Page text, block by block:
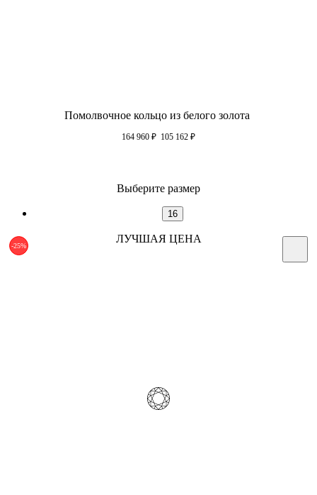
Помолвочное кольцо из белого золота
164 960 ₽ 105 162 ₽
Выберите размер
16
-25%
ЛУЧШАЯ ЦЕНА